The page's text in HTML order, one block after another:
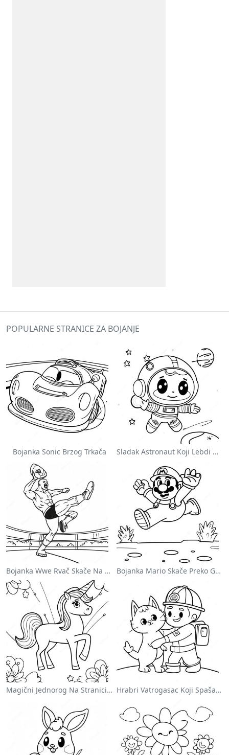
POPULARNE STRANICE ZA BOJANJE
Bojanka Sonic Brzog Trkača Sladak Astronaut Koji Lebdi U Svemiru Na Stranici Za Bojanje
Bojanka Wwe Rvač Skače Na Protivnika Bojanka Mario Skače Preko Goomba
Magični Jednorog Na Stranici Za Bojanje Sa Duškom Hrabri Vatrogasac Koji Spašava Mačku Za Bojanje